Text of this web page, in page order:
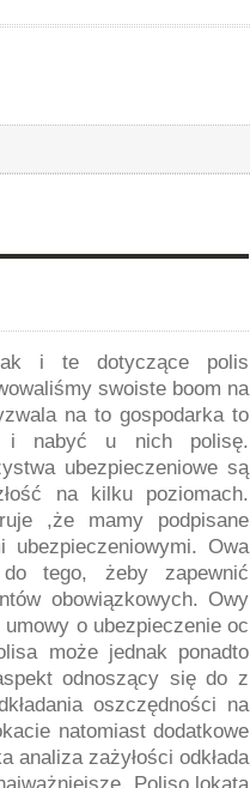
i te dotyczące polis
swoiste boom na
na to gospodarka to
i nabyć u nich polisę.
ubezpieczeniowe są
na kilku poziomach.
,że mamy podpisane
ubezpieczeniowymi. Owa
tego, żeby zapewnić
obowiązkowych. Owy
o ubezpieczenie oc
może jednak ponadto
odnoszący się do z
oszczędności na
natomiast dodatkowe
analiza zażyłości odkłada